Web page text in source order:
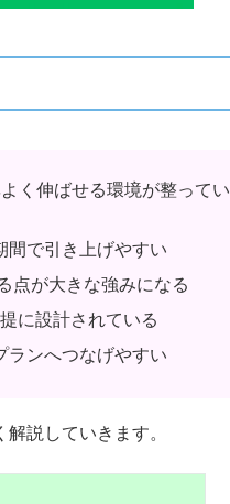
く伸ばせる環境が整ってい
間で引き上げやすい
点が大きな強みになる
に設計されている
ランへつなげやすい
説していきます。